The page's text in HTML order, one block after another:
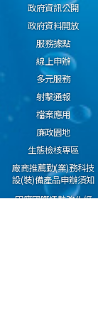
政府資訊公開
政府資料開放
服務據點
線上申辦
多元服務
射擊通報
檔案應用
廉政園地
生態檢核專區
廠商推薦勤(業)務科技
設(裝)備產品申辦須知
因應國際情勢強化經